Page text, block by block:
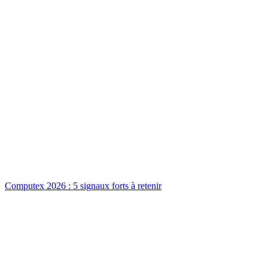
Computex 2026 : 5 signaux forts à retenir